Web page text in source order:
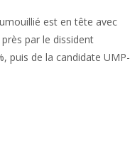
est en tête avec
par le dissident
puis de la candidate UMP-